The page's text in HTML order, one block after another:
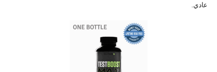
عادي.